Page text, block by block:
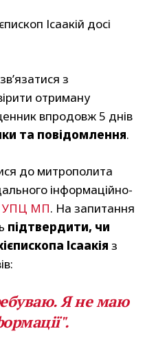
Ісаакій досі
з
отриману
впродовж 5 днів
та повідомлення.
до митрополита
інформаційно-
УПЦ МП. На запитання
підтвердити, чи
Ісаакія з
Я не маю